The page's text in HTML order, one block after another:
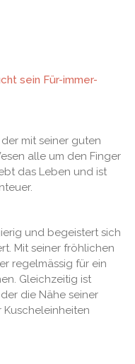
sein Für-immer-
mit seiner guten
alle um den Finger
das Leben und ist
und begeistert sich
Mit seiner fröhlichen
regelmässig für ein
Gleichzeitig ist
die Nähe seiner